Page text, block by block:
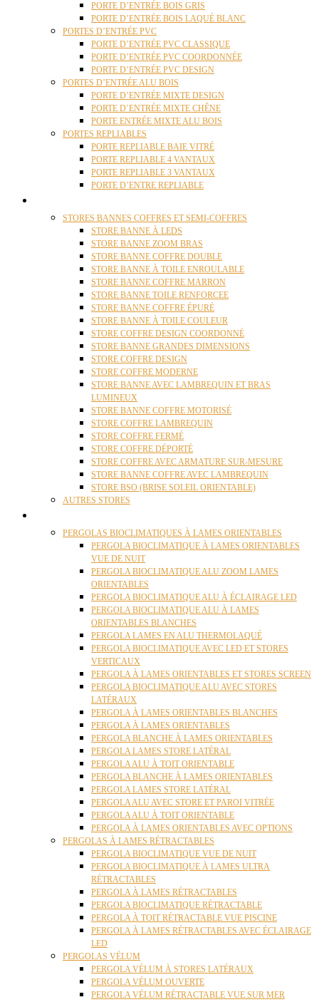
PORTE D’ENTRÉE BOIS GRIS
PORTE D’ENTRÉE BOIS LAQUÉ BLANC
PORTES D’ENTRÉE PVC
PORTE D’ENTRÉE PVC CLASSIQUE
PORTE D’ENTRÉE PVC COORDONNÉE
PORTE D’ENTRÉE PVC DESIGN
PORTES D’ENTRÉE ALU BOIS
PORTE D’ENTRÉE MIXTE DESIGN
PORTE D’ENTRÉE MIXTE CHÊNE
PORTE ENTRÉE MIXTE ALU BOIS
PORTES REPLIABLES
PORTE REPLIABLE BAIE VITRÉ
PORTE REPLIABLE 4 VANTAUX
PORTE REPLIABLE 3 VANTAUX
PORTE D’ENTRE REPLIABLE
STORES BANNES COFFRES ET SEMI-COFFRES
STORE BANNE À LEDS
STORE BANNE ZOOM BRAS
STORE BANNE COFFRE DOUBLE
STORE BANNE À TOILE ENROULABLE
STORE BANNE COFFRE MARRON
STORE BANNE TOILE RENFORCEE
STORE BANNE COFFRE ÉPURÉ
STORE BANNE À TOILE COULEUR
STORE COFFRE DESIGN COORDONNÉ
STORE BANNE GRANDES DIMENSIONS
STORE COFFRE DESIGN
STORE COFFRE MODERNE
STORE BANNE AVEC LAMBREQUIN ET BRAS
LUMINEUX
STORE BANNE COFFRE MOTORISÉ
STORE COFFRE LAMBREQUIN
STORE COFFRE FERMÉ
STORE COFFRE DÉPORTÉ
STORE COFFRE AVEC ARMATURE SUR-MESURE
STORE BANNE COFFRE AVEC LAMBREQUIN
STORE BSO (BRISE SOLEIL ORIENTABLE)
AUTRES STORES
PERGOLAS BIOCLIMATIQUES À LAMES ORIENTABLES
PERGOLA BIOCLIMATIQUE À LAMES ORIENTABLES
VUE DE NUIT
PERGOLA BIOCLIMATIQUE ALU ZOOM LAMES
ORIENTABLES
PERGOLA BIOCLIMATIQUE ALU À ÉCLAIRAGE LED
PERGOLA BIOCLIMATIQUE ALU À LAMES
ORIENTABLES BLANCHES
PERGOLA LAMES EN ALU THERMOLAQUÉ
PERGOLA BIOCLIMATIQUE AVEC LED ET STORES
VERTICAUX
PERGOLA À LAMES ORIENTABLES ET STORES SCREEN
PERGOLA BIOCLIMATIQUE ALU AVEC STORES
LATÉRAUX
PERGOLA À LAMES ORIENTABLES BLANCHES
PERGOLA À LAMES ORIENTABLES
PERGOLA BLANCHE À LAMES ORIENTABLES
PERGOLA LAMES STORE LATÉRAL
PERGOLA ALU À TOIT ORIENTABLE
PERGOLA BLANCHE À LAMES ORIENTABLES
PERGOLA LAMES STORE LATÉRAL
PERGOLA ALU AVEC STORE ET PAROI VITRÉE
PERGOLA ALU À TOIT ORIENTABLE
PERGOLA À LAMES ORIENTABLES AVEC OPTIONS
PERGOLAS À LAMES RÉTRACTABLES
PERGOLA BIOCLIMATIQUE VUE DE NUIT
PERGOLA BIOCLIMATIQUE À LAMES ULTRA
RÉTRACTABLES
PERGOLA À LAMES RÉTRACTABLES
PERGOLA BIOCLIMATIQUE RÉTRACTABLE
PERGOLA À TOIT RÉTRACTABLE VUE PISCINE
PERGOLA À LAMES RÉTRACTABLES AVEC ÉCLAIRAGE
LED
PERGOLAS VÉLUM
PERGOLA VÉLUM À STORES LATÉRAUX
PERGOLA VÉLUM OUVERTE
PERGOLA VÉLUM RÉTRACTABLE VUE SUR MER